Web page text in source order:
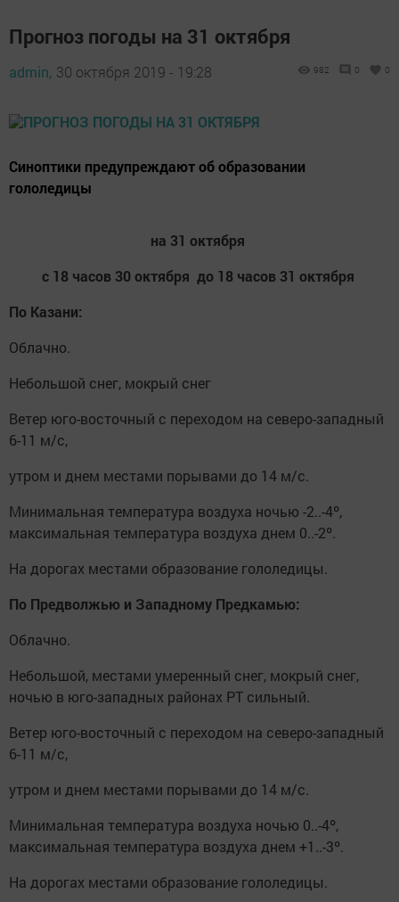
Прогноз погоды на 31 октября
admin, 30 октября 2019 - 19:28 982 0 0
Синоптики предупреждают об образовании
гололедицы
на 31 октября
с 18 часов 30 октября до 18 часов 31 октября
По Казани:
Облачно.
Небольшой снег, мокрый снег
Ветер юго-восточный с переходом на северо-западный
6-11 м/с,
утром и днем местами порывами до 14 м/с.
Минимальная температура воздуха ночью -2..-4º,
максимальная температура воздуха днем 0..-2º.
На дорогах местами образование гололедицы.
По Предволжью и Западному Предкамью:
Облачно.
Небольшой, местами умеренный снег, мокрый снег,
ночью в юго-западных районах РТ сильный.
Ветер юго-восточный с переходом на северо-западный
6-11 м/с,
утром и днем местами порывами до 14 м/с.
Минимальная температура воздуха ночью 0..-4º,
максимальная температура воздуха днем +1..-3º.
На дорогах местами образование гололедицы.